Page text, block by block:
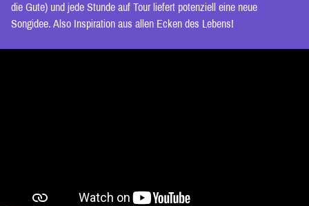
die Gute) und jede Stunde auf Tour liefert potenziell eine neue
Songidee. Also Inspiration aus allen Ecken des Lebens!